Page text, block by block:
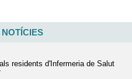
residents d'Infermeria de Salut